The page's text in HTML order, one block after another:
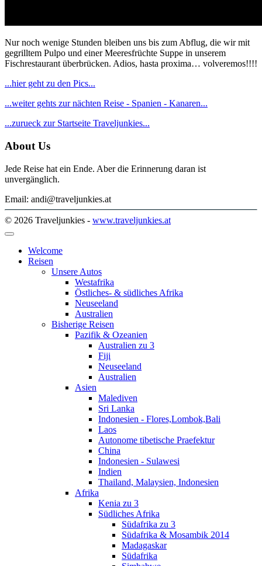
Nur noch wenige Stunden bleiben uns bis zum Abflug, die wir mit
gegrilltem Pulpo und einer Meeresfrüchte Suppe in unserem
Fischrestaurant überbrücken. Adios, hasta proxima… volveremos!!!!
...hier geht zu den Pics...
...weiter gehts zur nächten Reise - Spanien - Kanaren...
...zurueck zur Startseite Traveljunkies...
About Us
Jede Reise hat ein Ende. Aber die Erinnerung daran ist
unvergänglich.
Email: andi@traveljunkies.at
© 2026 Traveljunkies - www.traveljunkies.at
Welcome
Reisen
Unsere Autos
Westafrika
Östliches- & südliches Afrika
Neuseeland
Australien
Bisherige Reisen
Pazifik & Ozeanien
Australien zu 3
Fiji
Neuseeland
Australien
Asien
Malediven
Sri Lanka
Indonesien - Flores,Lombok,Bali
Laos
Autonome tibetische Praefektur
China
Indonesien - Sulawesi
Indien
Thailand, Malaysien, Indonesien
Afrika
Kenia zu 3
Südliches Afrika
Südafrika zu 3
Südafrika & Mosambik 2014
Madagaskar
Südafrika